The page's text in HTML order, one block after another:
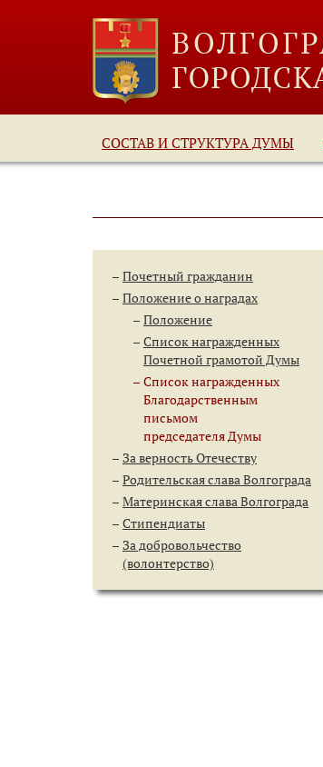
СОСТАВ И СТРУКТУРА ДУМЫ
Почетный гражданин
Положение о наградах
Положение
Список награжденных
Почетной грамотой Думы
Список награжденных
Благодарственным
письмом
председателя Думы
За верность Отечеству
Родительская слава Волгограда
Материнская слава Волгограда
Стипендиаты
За добровольчество
(волонтерство)